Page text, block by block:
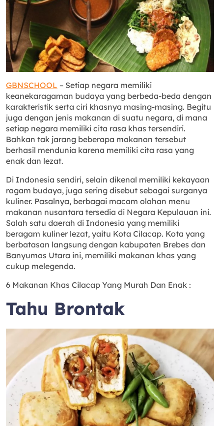
GBNSCHOOL – Setiap negara memiliki
keanekaragaman budaya yang berbeda-beda dengan
karakteristik serta ciri khasnya masing-masing. Begitu
juga dengan jenis makanan di suatu negara, di mana
setiap negara memiliki cita rasa khas tersendiri.
Bahkan tak jarang beberapa makanan tersebut
berhasil mendunia karena memiliki cita rasa yang
enak dan lezat.
Di Indonesia sendiri, selain dikenal memiliki kekayaan
ragam budaya, juga sering disebut sebagai surganya
kuliner. Pasalnya, berbagai macam olahan menu
makanan nusantara tersedia di Negara Kepulauan ini.
Salah satu daerah di Indonesia yang memiliki
beragam kuliner lezat, yaitu Kota Cilacap. Kota yang
berbatasan langsung dengan kabupaten Brebes dan
Banyumas Utara ini, memiliki makanan khas yang
cukup melegenda.
6 Makanan Khas Cilacap Yang Murah Dan Enak :
Tahu Brontak